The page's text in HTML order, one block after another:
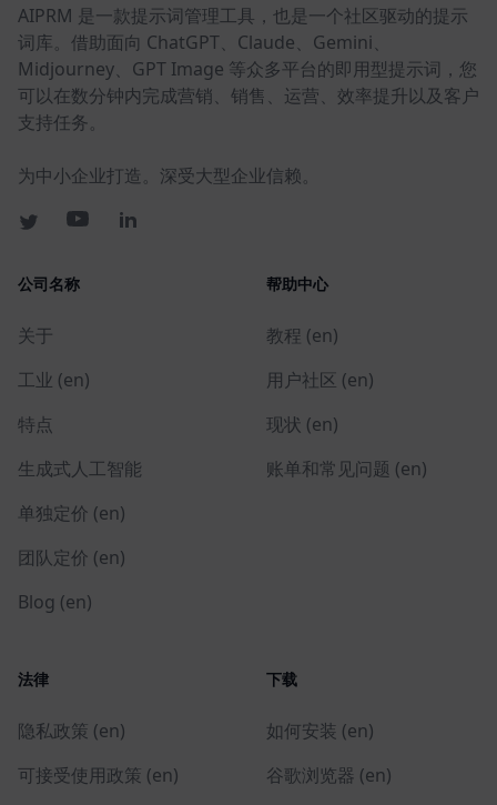
AIPRM 是一款提示词管理工具，也是一个社区驱动的提示
词库。借助面向 ChatGPT、Claude、Gemini、
Midjourney、GPT Image 等众多平台的即用型提示词，您
可以在数分钟内完成营销、销售、运营、效率提升以及客户
支持任务。
为中小企业打造。深受大型企业信赖。
公司名称
关于
工业 (en)
特点
生成式人工智能
单独定价 (en)
团队定价 (en)
Blog (en)
帮助中心
教程 (en)
用户社区 (en)
现状 (en)
账单和常见问题 (en)
法律
隐私政策 (en)
可接受使用政策 (en)
下载
如何安装 (en)
谷歌浏览器 (en)